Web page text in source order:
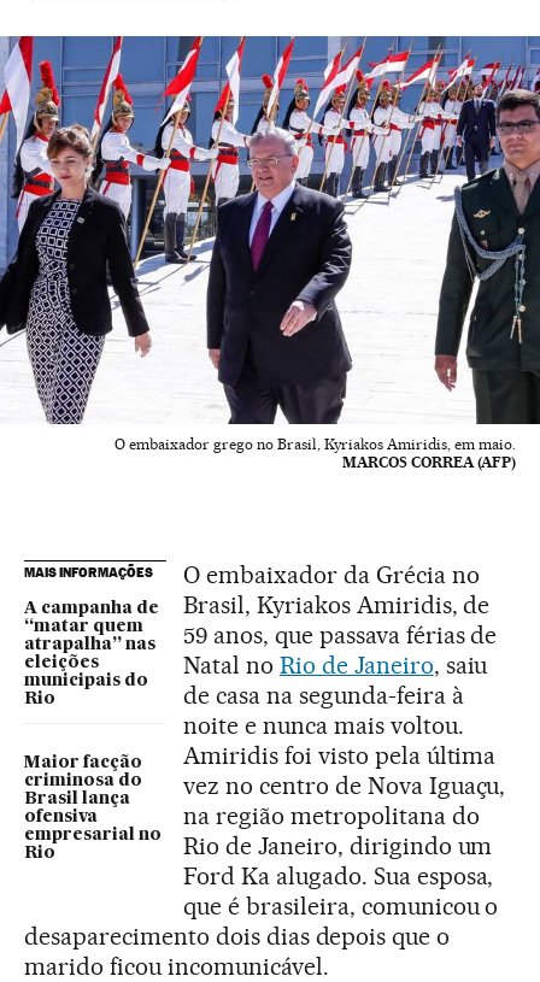
O embaixador grego no Brasil, Kyriakos Amiridis, em maio.
MARCOS CORREA (AFP)
MAIS INFORMAÇÕES
A campanha de
“matar quem
atrapalha” nas
eleições
municipais do
Rio
Maior facção
criminosa do
Brasil lança
ofensiva
empresarial no
Rio
O embaixador da Grécia no
Brasil, Kyriakos Amiridis, de
59 anos, que passava férias de
Natal no Rio de Janeiro, saiu
de casa na segunda-feira à
noite e nunca mais voltou.
Amiridis foi visto pela última
vez no centro de Nova Iguaçu,
na região metropolitana do
Rio de Janeiro, dirigindo um
Ford Ka alugado. Sua esposa,
que é brasileira, comunicou o
desaparecimento dois dias depois que o
marido ficou incomunicável.